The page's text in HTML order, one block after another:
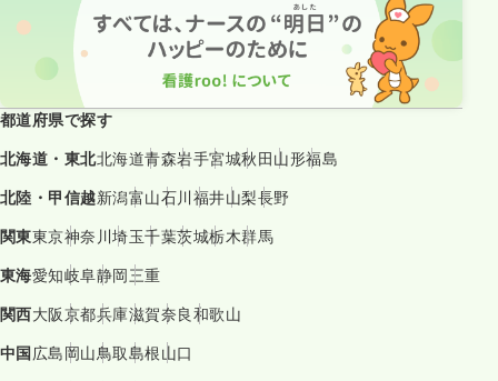
都道府県で探す
北海道・東北北海道青森岩手宮城秋田山形福島
北陸・甲信越新潟富山石川福井山梨長野
関東東京神奈川埼玉千葉茨城栃木群馬
東海愛知岐阜静岡三重
関西大阪京都兵庫滋賀奈良和歌山
中国広島岡山鳥取島根山口